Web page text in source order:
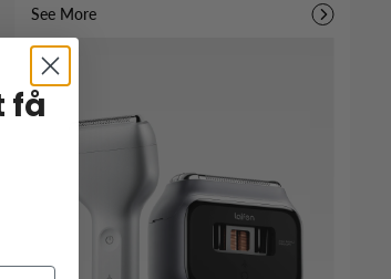
See More
få